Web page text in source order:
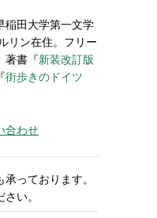
稲田大学第一文学
リン在住。フリー
著書『新装改訂版
街歩きのドイツ
合わせ
っております。
い。